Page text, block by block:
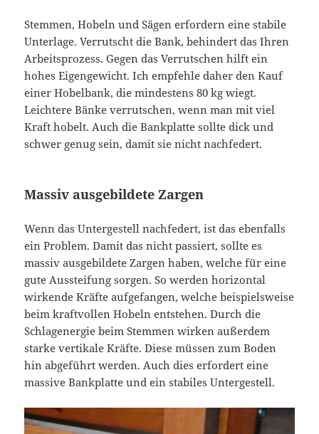
Stemmen, Hobeln und Sägen erfordern eine stabile
Unterlage. Verrutscht die Bank, behindert das Ihren
Arbeitsprozess. Gegen das Verrutschen hilft ein
hohes Eigengewicht. Ich empfehle daher den Kauf
einer Hobelbank, die mindestens 80 kg wiegt.
Leichtere Bänke verrutschen, wenn man mit viel
Kraft hobelt. Auch die Bankplatte sollte dick und
schwer genug sein, damit sie nicht nachfedert.
Massiv ausgebildete Zargen
Wenn das Untergestell nachfedert, ist das ebenfalls
ein Problem. Damit das nicht passiert, sollte es
massiv ausgebildete Zargen haben, welche für eine
gute Aussteifung sorgen. So werden horizontal
wirkende Kräfte aufgefangen, welche beispielsweise
beim kraftvollen Hobeln entstehen. Durch die
Schlagenergie beim Stemmen wirken außerdem
starke vertikale Kräfte. Diese müssen zum Boden
hin abgeführt werden. Auch dies erfordert eine
massive Bankplatte und ein stabiles Untergestell.